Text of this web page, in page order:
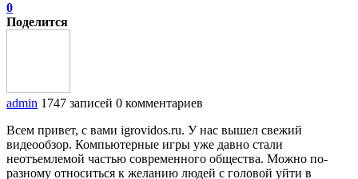
0
Поделится
admin 1747 записей 0 комментариев
Всем привет, с вами igrovidos.ru. У нас вышел свежий
видеообзор. Компьютерные игры уже давно стали
неотъемлемой частью современного общества. Можно по-
разному относиться к желанию людей с головой уйти в